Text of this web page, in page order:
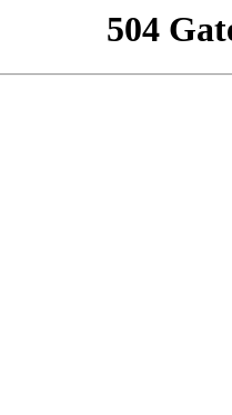
504